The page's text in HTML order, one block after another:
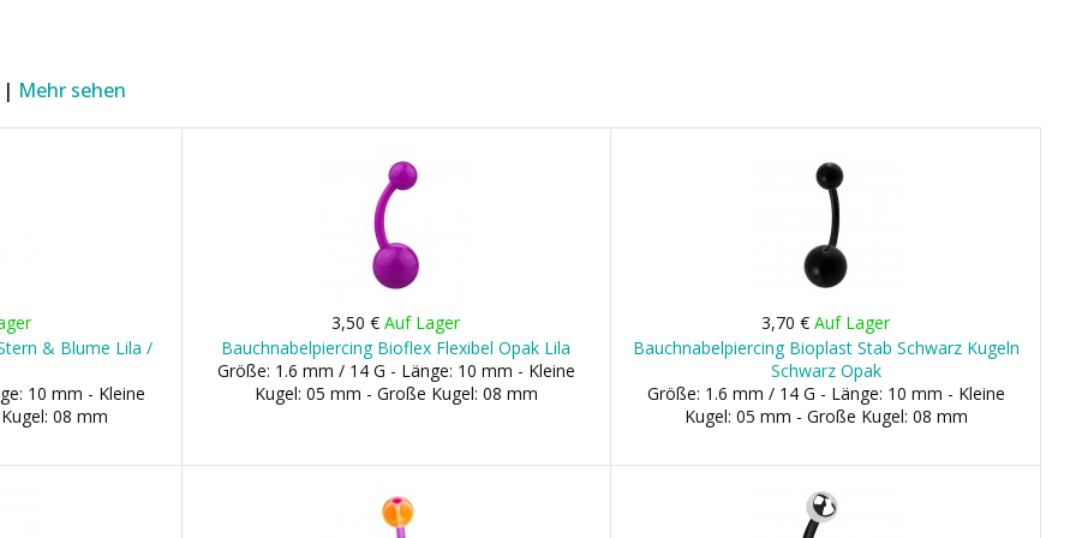
| Mehr sehen
& Blume Lila /
10 mm - Kleine
08 mm
3,50 €Auf Lager
Bauchnabelpiercing Bioflex Flexibel Opak Lila
Größe: 1.6 mm / 14 G - Länge: 10 mm - Kleine
Kugel: 05 mm - Große Kugel: 08 mm
3,70 €Auf Lager
Bauchnabelpiercing Bioplast Stab Schwarz Kugeln
Schwarz Opak
Größe: 1.6 mm / 14 G - Länge: 10 mm - Kleine
Kugel: 05 mm - Große Kugel: 08 mm